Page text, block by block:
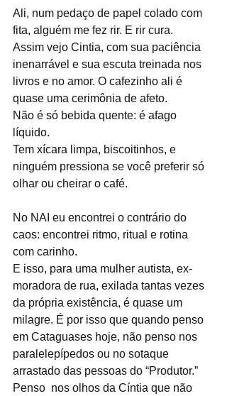
Ali, num pedaço de papel colado com
fita, alguém me fez rir. E rir cura.
Assim vejo Cintia, com sua paciência
inenarrável e sua escuta treinada nos
livros e no amor. O cafezinho ali é
quase uma cerimônia de afeto.
Não é só bebida quente: é afago
líquido.
Tem xícara limpa, biscoitinhos, e
ninguém pressiona se você preferir só
olhar ou cheirar o café.
No NAI eu encontrei o contrário do
caos: encontrei ritmo, ritual e rotina
com carinho.
E isso, para uma mulher autista, ex-
moradora de rua, exilada tantas vezes
da própria existência, é quase um
milagre. É por isso que quando penso
em Cataguases hoje, não penso nos
paralelepípedos ou no sotaque
arrastado das pessoas do “Produtor.”
Penso  nos olhos da Cíntia que não